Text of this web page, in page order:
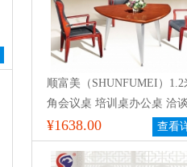
顺富美（SHUNFUMEI）1.2
角会议桌 培训桌办公桌 洽
简易会议桌
¥1638.00 查看